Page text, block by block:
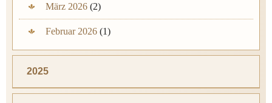
März 2026 (2)
Februar 2026 (1)
2025